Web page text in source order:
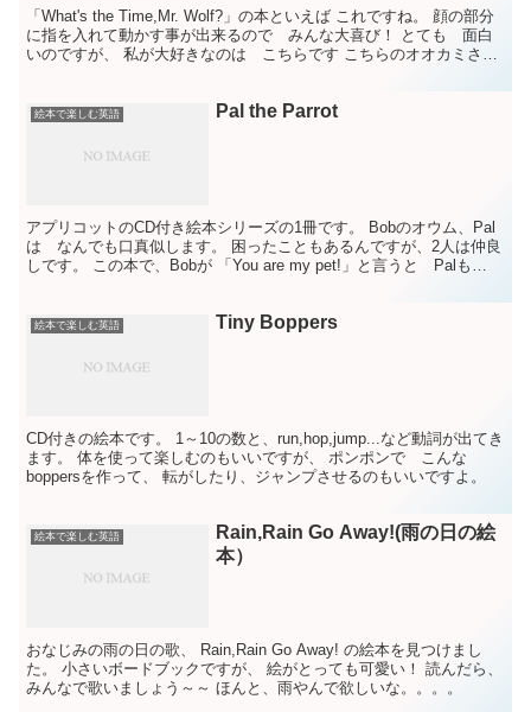
「What's the Time,Mr. Wolf?」の本といえば これですね。 顔の部分
に指を入れて動かす事が出来るので みんな大喜び！ とても 面白
いのですが、 私が大好きなのは こちらです こちらのオオカミさん
絵本で楽しむ英語 Pal the Parrot
アプリコットのCD付き絵本シリーズの1冊です。 Bobのオウム、Pal
は なんでも口真似します。 困ったこともあるんですが、2人は仲良
しです。 この本で、Bobが 「You are my pet!」と言うと Palも
絵本で楽しむ英語 Tiny Boppers
CD付きの絵本です。 1～10の数と、run,hop,jump...など動詞が出てき
ます。 体を使って楽しむのもいいですが、 ポンポンで こんな
boppersを作って、 転がしたり、ジャンプさせるのもいいですよ。
絵本で楽しむ英語
Rain,Rain Go Away!(雨の日の絵
本）
おなじみの雨の日の歌、 Rain,Rain Go Away! の絵本を見つけまし
た。 小さいボードブックですが、 絵がとっても可愛い！ 読んだら、
みんなで歌いましょう～～ ほんと、雨やんで欲しいな。。。。